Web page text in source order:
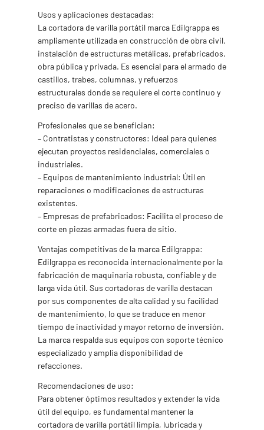
Usos y aplicaciones destacadas:
La cortadora de varilla portátil marca Edilgrappa es
ampliamente utilizada en construcción de obra civil,
instalación de estructuras metálicas, prefabricados,
obra pública y privada. Es esencial para el armado de
castillos, trabes, columnas, y refuerzos
estructurales donde se requiere el corte continuo y
preciso de varillas de acero.
Profesionales que se benefician:
– Contratistas y constructores: Ideal para quienes
ejecutan proyectos residenciales, comerciales o
industriales.
– Equipos de mantenimiento industrial: Útil en
reparaciones o modificaciones de estructuras
existentes.
– Empresas de prefabricados: Facilita el proceso de
corte en piezas armadas fuera de sitio.
Ventajas competitivas de la marca Edilgrappa:
Edilgrappa es reconocida internacionalmente por la
fabricación de maquinaria robusta, confiable y de
larga vida útil. Sus cortadoras de varilla destacan
por sus componentes de alta calidad y su facilidad
de mantenimiento, lo que se traduce en menor
tiempo de inactividad y mayor retorno de inversión.
La marca respalda sus equipos con soporte técnico
especializado y amplia disponibilidad de
refacciones.
Recomendaciones de uso:
Para obtener óptimos resultados y extender la vida
útil del equipo, es fundamental mantener la
cortadora de varilla portátil limpia, lubricada y